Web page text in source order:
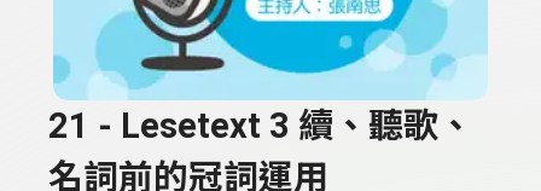
21 - Lesetext 3 續、聽歌、
名詞前的冠詞運用